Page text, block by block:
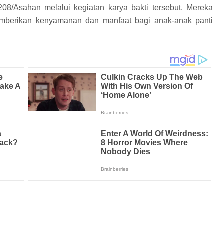
Asahan melalui kegiatan karya bakti tersebut. Mereka
kenyamanan dan manfaat bagi anak-anak panti